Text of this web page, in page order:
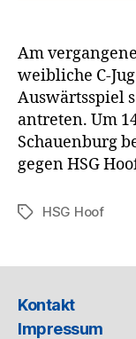
Am
weibliche C-
Auswärtsspiel
antreten. Um
Schauenburg
gegen HSG
Schlagwörter
HSG Hoof
Kontakt
Impressum